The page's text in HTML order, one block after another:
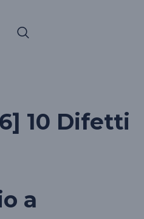
10 Difetti
a